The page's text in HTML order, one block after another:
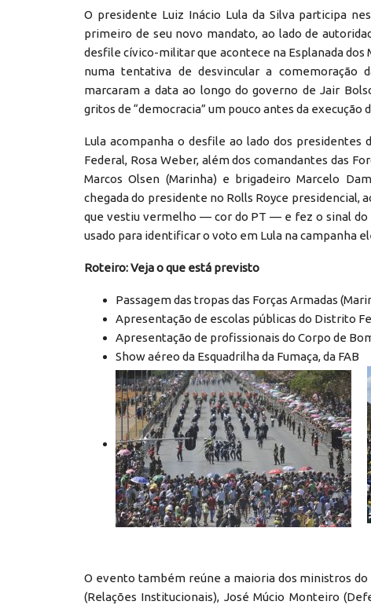
O presidente Luiz Inácio Lula da Silva participa
primeiro de seu novo mandato, ao lado de
desfile cívico-militar que acontece na Esplanada
numa tentativa de desvincular a comemoração
marcaram a data ao longo do governo de Jair
gritos de “democracia” um pouco antes da execução
Lula acompanha o desfile ao lado dos presidentes
Federal, Rosa Weber, além dos comandantes das
Marcos Olsen (Marinha) e brigadeiro Marcelo
chegada do presidente no Rolls Royce presidencial,
que vestiu vermelho — cor do PT — e fez o sinal do
usado para identificar o voto em Lula na campanha
Roteiro: Veja o que está previsto
Passagem das tropas das Forças Armadas
Apresentação de escolas públicas do Distrito
Apresentação de profissionais do Corpo de
Show aéreo da Esquadrilha da Fumaça, da FAB
O evento também reúne a maioria dos ministros do
(Relações Institucionais), José Múcio Monteiro